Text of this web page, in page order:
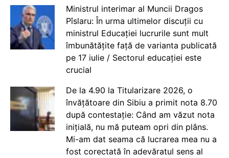
Ministrul interimar al Muncii Dragos
Pîslaru: În urma ultimelor discuții cu
ministrul Educației lucrurile sunt mult
îmbunătățite față de varianta publicată
pe 17 iulie / Sectorul educației este
crucial
De la 4.90 la Titularizare 2026, o
învățătoare din Sibiu a primit nota 8.70
după contestație: Când am văzut nota
inițială, nu mă puteam opri din plâns.
Mi-am dat seama că lucrarea mea nu a
fost corectată în adevăratul sens al